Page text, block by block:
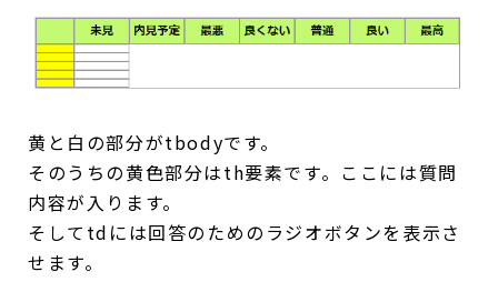
黄と白の部分がtbodyです。
そのうちの黄色部分はth要素です。ここには質問
内容が入ります。
そしてtdには回答のためのラジオボタンを表示さ
せます。